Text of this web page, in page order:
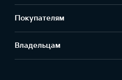
Покупателям
Владельцам